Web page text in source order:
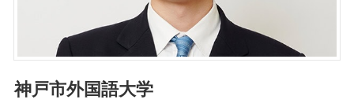
神戸市外国語大学